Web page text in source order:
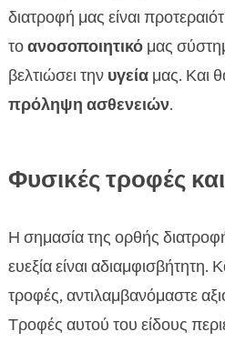
διατροφή μας είναι
τοανοσοποιητικόμας
βελτιώσει την υγείαμας. Και
πρόληψη ασθενειών.
Φυσικές τροφές
Η σημασία της ορθής
ευεξία είναι
τροφές, αντιλαμβανόμαστε
Τροφές αυτού του είδους